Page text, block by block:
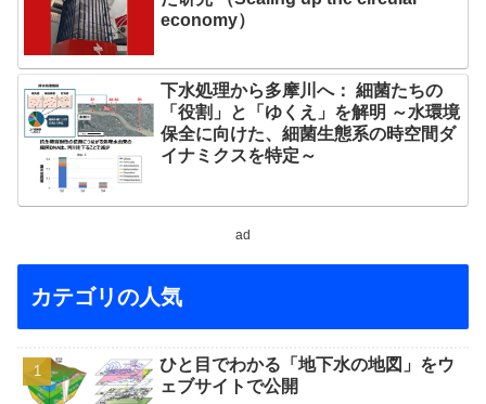
economy）
下水処理から多摩川へ： 細菌たちの
「役割」と「ゆくえ」を解明 ～水環境
保全に向けた、細菌生態系の時空間ダ
イナミクスを特定～
ad
カテゴリの人気
ひと目でわかる「地下水の地図」をウ
ェブサイトで公開